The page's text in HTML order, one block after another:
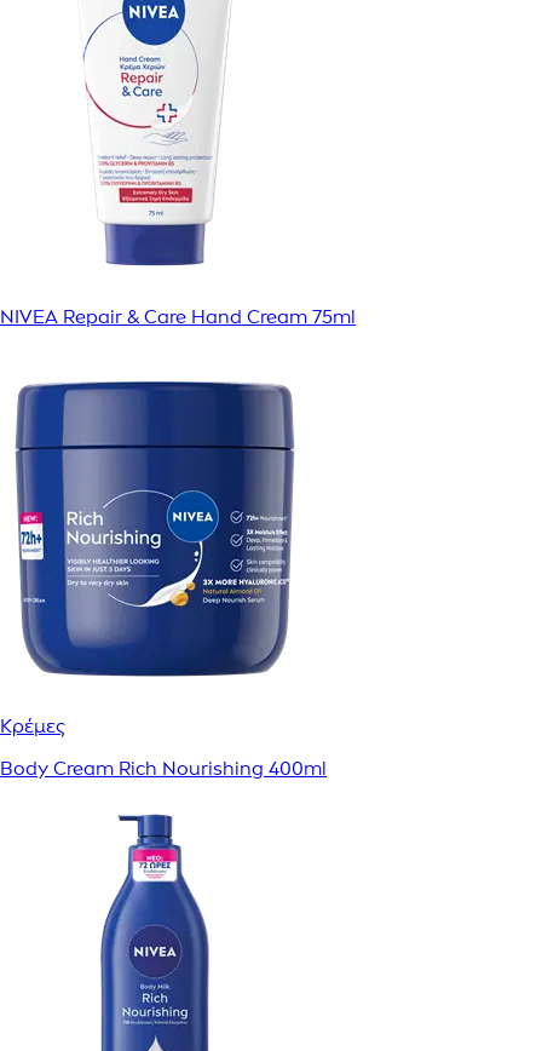
NIVEA Repair & Care Hand Cream 75ml
Κρέμες
Body Cream Rich Nourishing 400ml